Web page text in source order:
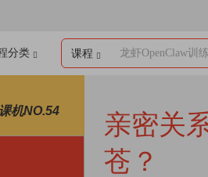
分类 课程 龙虾OpenClaw训
机NO.54
亲密关
苍？